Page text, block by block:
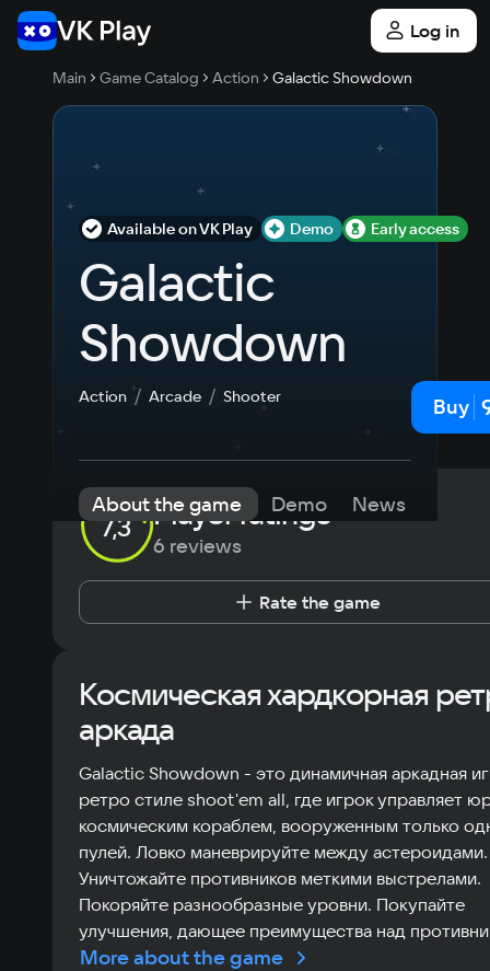
Log in
Main Game Catalog Action Galactic Showdown
Available on VK Play Demo Early access
Galactic
Showdown
Action Arcade Shooter Buy
About the game Demo News
7,3 Player ratings
6 reviews
Rate the game
Космическая хардкорная
аркада
Galactic Showdown - это динамичная аркадная
ретро стиле shoot'em all, где игрок управляет
космическим кораблем, вооруженным только
пулей. Ловко маневрируйте между астероидами.
Уничтожайте противников меткими выстрелами.
Покоряйте разнообразные уровни. Покупайте
улучшения, дающее преимущества над
More about the game